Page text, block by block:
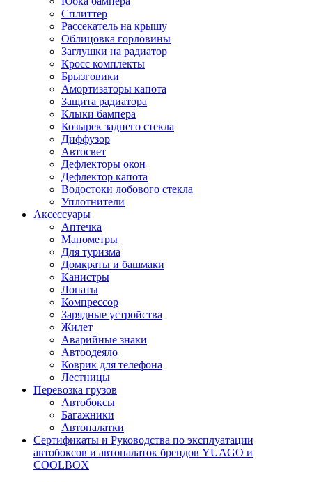
Сплиттер
Рассекатель на крышу
Облицовка горловины
Заглушки на радиатор
Кросс комплекты
Брызговики
Амортизаторы капота
Защита радиатора
Клыки бампера
Козырек заднего стекла
Диффузор
Автосвет
Дефлекторы окон
Дефлектор капота
Водостоки лобового стекла
Уплотнители
Аксессуары
Аптечка
Манометры
Для туризма
Домкраты и башмаки
Канистры
Лопаты
Компрессор
Зарядные устройства
Жилет
Аварийные знаки
Автоодеяло
Коврик для телефона
Лестницы
Перевозка грузов
Автобоксы
Багажники
Автопалатки
Сертификаты и Руководства по эксплуатации
автобоксов и автопалаток брендов YUAGO и
COOLBOX